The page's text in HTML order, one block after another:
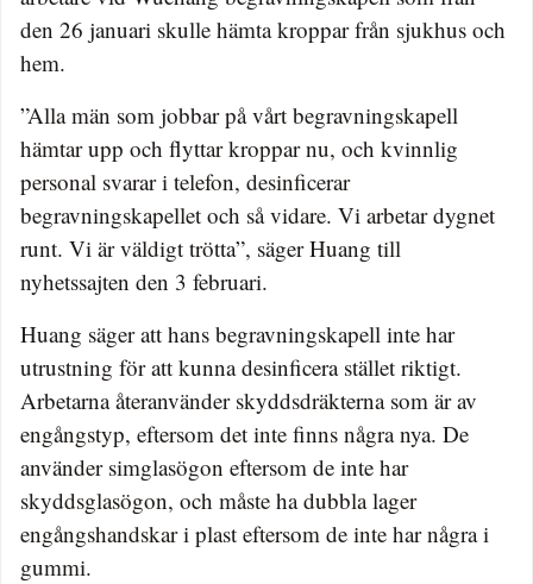
den 26 januari skulle hämta kroppar från sjukhus och
hem.
”Alla män som jobbar på vårt begravningskapell
hämtar upp och flyttar kroppar nu, och kvinnlig
personal svarar i telefon, desinficerar
begravningskapellet och så vidare. Vi arbetar dygnet
runt. Vi är väldigt trötta”, säger Huang till
nyhetssajten den 3 februari.
Huang säger att hans begravningskapell inte har
utrustning för att kunna desinficera stället riktigt.
Arbetarna återanvänder skyddsdräkterna som är av
engångstyp, eftersom det inte finns några nya. De
använder simglasögon eftersom de inte har
skyddsglasögon, och måste ha dubbla lager
engångshandskar i plast eftersom de inte har några i
gummi.